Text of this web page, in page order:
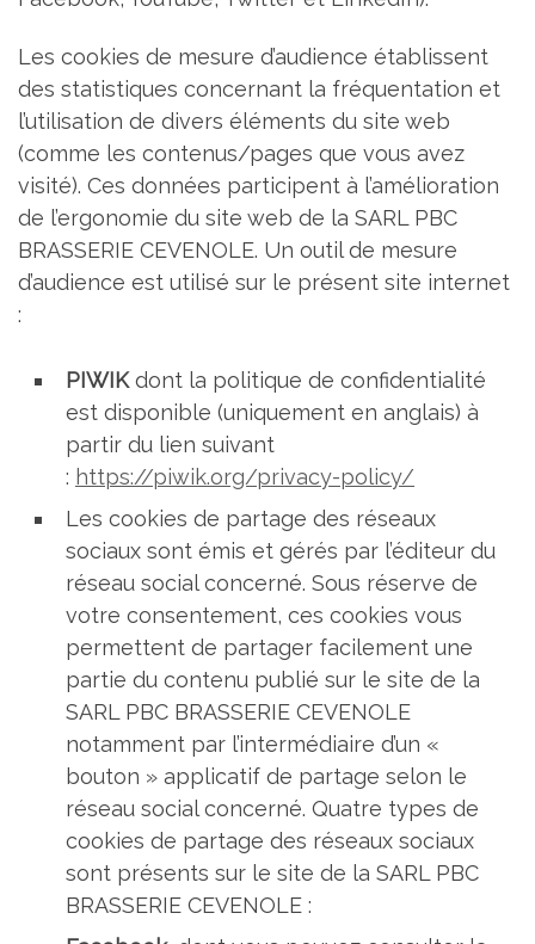
Les cookies de mesure d’audience établissent
des statistiques concernant la fréquentation et
l’utilisation de divers éléments du site web
(comme les contenus/pages que vous avez
visité). Ces données participent à l’amélioration
de l’ergonomie du site web de la SARL PBC
BRASSERIE CEVENOLE. Un outil de mesure
d’audience est utilisé sur le présent site internet
:
PIWIKdont la politique de confidentialité
est disponible (uniquement en anglais) à
partir du lien suivant
: https://piwik.org/privacy-policy/
Les cookies de partage des réseaux
sociaux sont émis et gérés par l’éditeur du
réseau social concerné. Sous réserve de
votre consentement, ces cookies vous
permettent de partager facilement une
partie du contenu publié sur le site de la
SARL PBC BRASSERIE CEVENOLE
notamment par l’intermédiaire d’un «
bouton » applicatif de partage selon le
réseau social concerné. Quatre types de
cookies de partage des réseaux sociaux
sont présents sur le site de la SARL PBC
BRASSERIE CEVENOLE :